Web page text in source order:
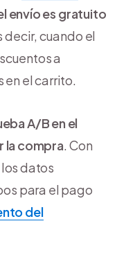
envío es gratuito
decir, cuando el
a
en el carrito.
A/B en el
la compra. Con
datos
para el pago
del